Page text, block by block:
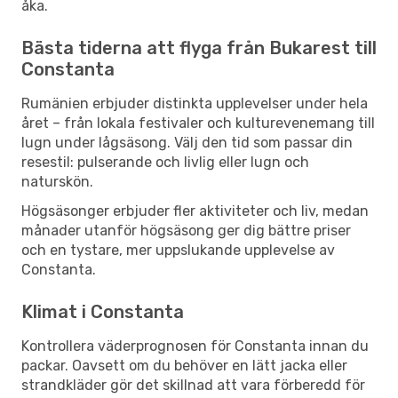
åka.
Bästa tiderna att flyga från Bukarest till
Constanta
Rumänien erbjuder distinkta upplevelser under hela
året – från lokala festivaler och kulturevenemang till
lugn under lågsäsong. Välj den tid som passar din
resestil: pulserande och livlig eller lugn och
naturskön.
Högsäsonger erbjuder fler aktiviteter och liv, medan
månader utanför högsäsong ger dig bättre priser
och en tystare, mer uppslukande upplevelse av
Constanta.
Klimat i Constanta
Kontrollera väderprognosen för Constanta innan du
packar. Oavsett om du behöver en lätt jacka eller
strandkläder gör det skillnad att vara förberedd för